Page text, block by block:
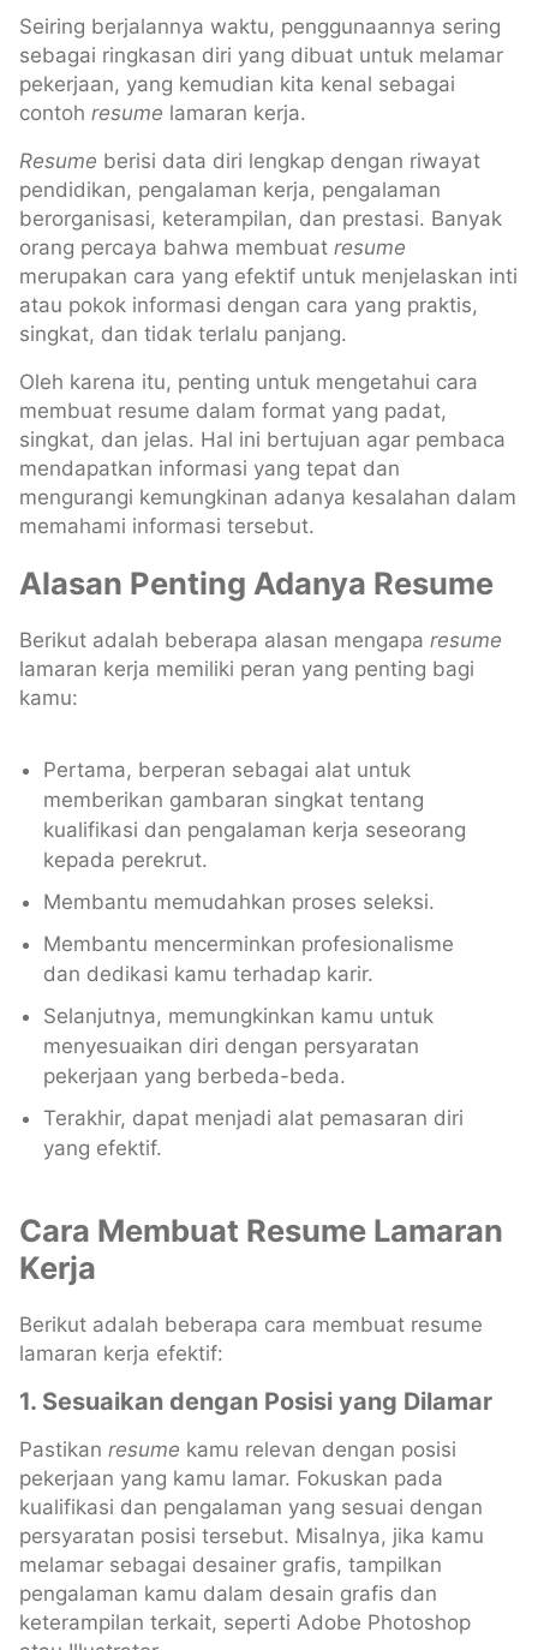
Seiring berjalannya waktu, penggunaannya sering
sebagai ringkasan diri yang dibuat untuk melamar
pekerjaan, yang kemudian kita kenal sebagai
contoh resume lamaran kerja.
Resume berisi data diri lengkap dengan riwayat
pendidikan, pengalaman kerja, pengalaman
berorganisasi, keterampilan, dan prestasi. Banyak
orang percaya bahwa membuat resume
merupakan cara yang efektif untuk menjelaskan inti
atau pokok informasi dengan cara yang praktis,
singkat, dan tidak terlalu panjang.
Oleh karena itu, penting untuk mengetahui cara
membuat resume dalam format yang padat,
singkat, dan jelas. Hal ini bertujuan agar pembaca
mendapatkan informasi yang tepat dan
mengurangi kemungkinan adanya kesalahan dalam
memahami informasi tersebut.
Alasan Penting Adanya Resume
Berikut adalah beberapa alasan mengapa resume
lamaran kerja memiliki peran yang penting bagi
kamu:
Pertama, berperan sebagai alat untuk
memberikan gambaran singkat tentang
kualifikasi dan pengalaman kerja seseorang
kepada perekrut.
Membantu memudahkan proses seleksi.
Membantu mencerminkan profesionalisme
dan dedikasi kamu terhadap karir.
Selanjutnya, memungkinkan kamu untuk
menyesuaikan diri dengan persyaratan
pekerjaan yang berbeda-beda.
Terakhir, dapat menjadi alat pemasaran diri
yang efektif.
Cara Membuat Resume Lamaran
Kerja
Berikut adalah beberapa cara membuat resume
lamaran kerja efektif:
1. Sesuaikan dengan Posisi yang Dilamar
Pastikan resume kamu relevan dengan posisi
pekerjaan yang kamu lamar. Fokuskan pada
kualifikasi dan pengalaman yang sesuai dengan
persyaratan posisi tersebut. Misalnya, jika kamu
melamar sebagai desainer grafis, tampilkan
pengalaman kamu dalam desain grafis dan
keterampilan terkait, seperti Adobe Photoshop